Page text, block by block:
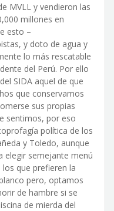
MVLL y vendieron las
millones en
esto –
y doto de agua y
lo más rescatable
del Perú. Por ello
SIDA aquel de que
que conservamos
sus propias
sentimos, por eso
política de los
y Toledo, aunque
elegir semejante menú
que prefieren la
pero, optamos
de hambre si se
de mierda del